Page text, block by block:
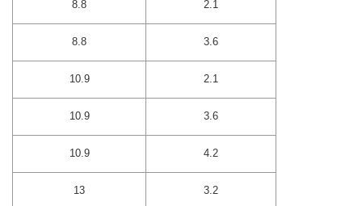
8.8 2.1
8.8 3.6
10.9 2.1
10.9 3.6
10.9 4.2
13 3.2